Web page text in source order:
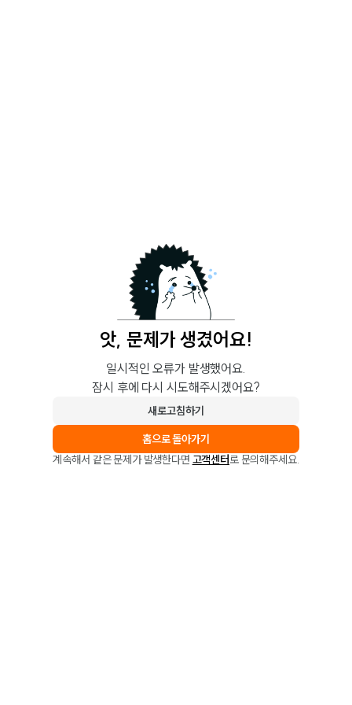
앗, 문제가 생겼어요!
일시적인 오류가 발생했어요.
잠시 후에 다시 시도해주시겠어요?
새로고침하기
홈으로 돌아가기
계속해서 같은 문제가 발생한다면 고객센터로 문의해주세요.